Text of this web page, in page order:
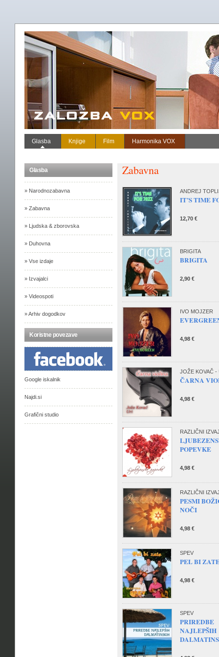
Glasba Knjige Film Harmonika VOX
Glasba
» Narodnozabavna
» Zabavna
» Ljudska & zborovska
» Duhovna
» Vse izdaje
» Izvajalci
» Videospoti
» Arhiv dogodkov
Koristne povezave
Google iskalnik
Najdi.si
Grafični studio
Zabavna
ANDREJ
IT’S TIME
12,70 €
BRIGITA
BRIGITA
2,90 €
IVO MOJZER
4,98 €
JOŽE KOVAČ -
ČARNA
4,98 €
RAZLIČNI
POPEVKE
4,98 €
RAZLIČNI
PESMI
NOČI
4,98 €
SPEV
PEL BI
4,98 €
SPEV
PRIREDBE
NAJLEPŠIH